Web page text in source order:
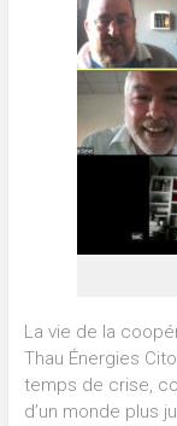
La vie de la
Thau Énergies
temps de crise,
d’un monde plus